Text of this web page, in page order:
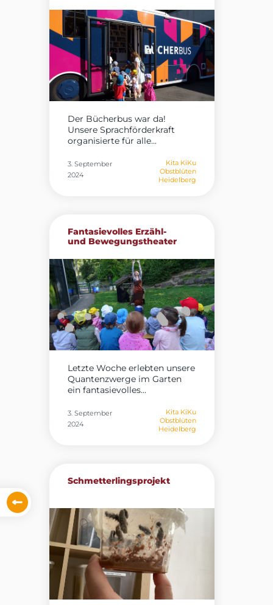
Der Bücherbus war da!
Unsere Sprachförderkraft
organisierte für alle...
3. September
2024
Kita KiKu
Obstblüten
Heidelberg
Fantasievolles Erzähl-
und Bewegungstheater
Letzte Woche erlebten unsere
Quantenzwerge im Garten
ein fantasievolles...
3. September
2024
Kita KiKu
Obstblüten
Heidelberg
Schmetterlingsprojekt